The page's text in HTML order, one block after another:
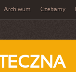
Archiwum Czekamy